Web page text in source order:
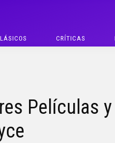
CRÍTICAS
Películas